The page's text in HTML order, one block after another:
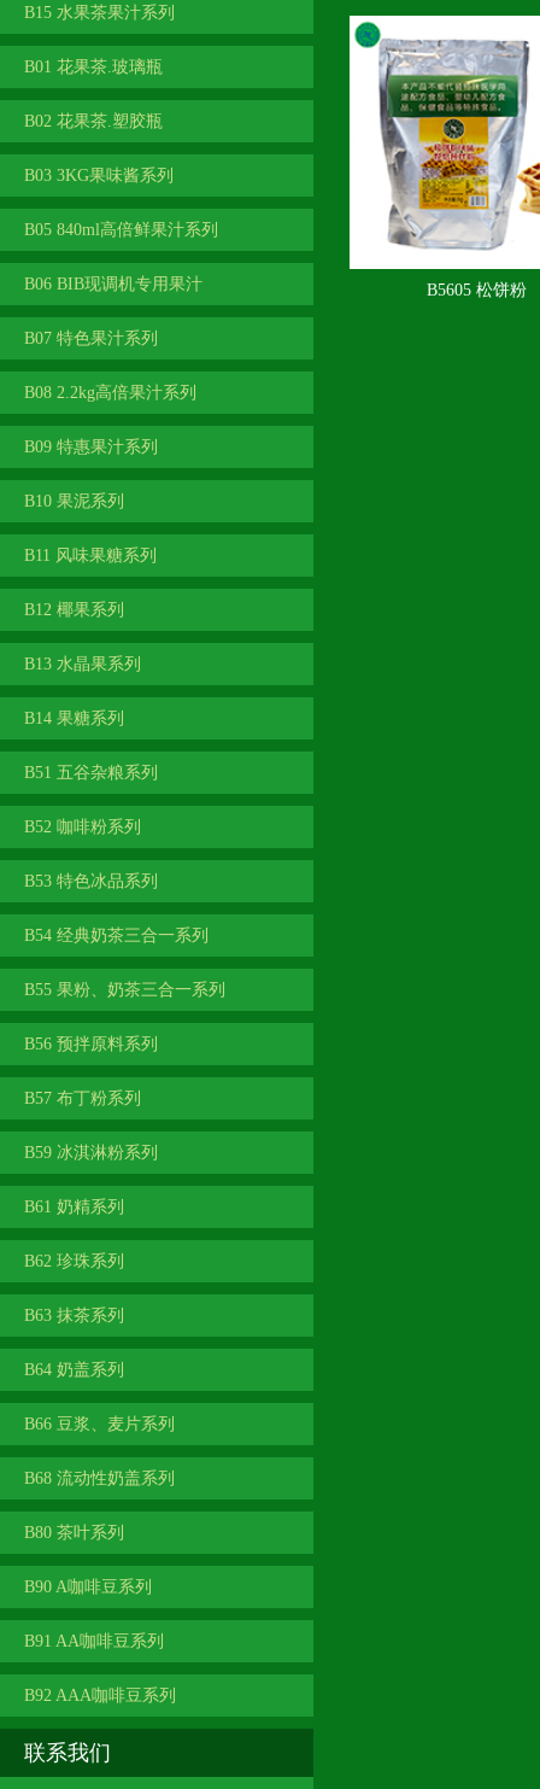
B15 水果茶果汁系列
B01 花果茶.玻璃瓶
B02 花果茶.塑胶瓶
B03 3KG果味酱系列
B05 840ml高倍鲜果汁系列
B06 BIB现调机专用果汁
B07 特色果汁系列
B08 2.2kg高倍果汁系列
B09 特惠果汁系列
B10 果泥系列
B11 风味果糖系列
B12 椰果系列
B13 水晶果系列
B14 果糖系列
B51 五谷杂粮系列
B52 咖啡粉系列
B53 特色冰品系列
B54 经典奶茶三合一系列
B55 果粉、奶茶三合一系列
B56 预拌原料系列
B57 布丁粉系列
B59 冰淇淋粉系列
B61 奶精系列
B62 珍珠系列
B63 抹茶系列
B64 奶盖系列
B66 豆浆、麦片系列
B68 流动性奶盖系列
B80 茶叶系列
B90 A咖啡豆系列
B91 AA咖啡豆系列
B92 AAA咖啡豆系列
联系我们
B5605 松饼粉